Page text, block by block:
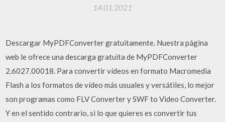
14.01.2021
Descargar MyPDFConverter gratuitamente. Nuestra página
web le ofrece una descarga gratuita de MyPDFConverter
2.6027.00018. Para convertir vídeos en formato Macromedia
Flash a los formatos de vídeo más usuales y versátiles, lo mejor
son programas como FLV Converter y SWF to Video Converter.
Y en el sentido contrario, si lo que quieres es convertir tus